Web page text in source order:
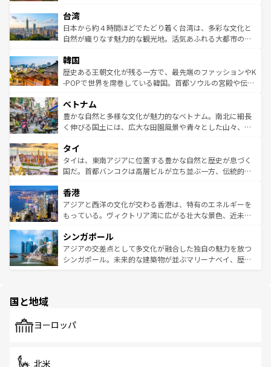
ならではの贅沢な旅のスタイルだ。 なお、新着のアメリカ
情報はコンテンツ一覧を参照してほしい。
れるおもてなしの心で訪れる人々を迎えてくれるハワイの
人々、おいしいローカルフードやハワイアンミュージッ
ク、伝統的なフラダンスなど、すべてがハワイの魅力を彩
ワイを、存分に味わってほしい。 なお、新着のハワイ情報
はコンテンツ一覧を参照してほしい。
リアリーフや大陸中央部にそびえるウルル（エアーズロッ
ク）、タスマニアの美しい原生林やケアンズの熱帯雨林な
ど、見どころがたくさん。また、カフェやワイン、オージ
いる。アクティビティも充実しており、サーフィンやダイ
ビング、ハイキングなど、アウトドア好きにはたまらな
い。オーストラリアの多彩な魅力を存分に味わいつくそ
参照してほしい。
台湾
日本から約４時間ほどでたどり着く台湾は、多彩な文化と
自然が織りなす魅力的な観光地。活気あふれる大都市の台
ン）、静ひつな山岳地帯である台湾東部など、都市の喧騒
と山間の静けさが共存しており、訪れる人に新しい発見と
驚きをもたらしてくれる。また、奥深い台湾の食文化も魅
容にもいいと評判のスイーツなど、バラエティ豊かな料理
が味わえる。 なお、新着の台湾情報は コンテンツ一覧を参
照してほしい。
韓国
歴史ある王朝文化が残る一方で、最先端のファッションやK
-POPで世界を席巻している韓国。首都ソウルの宮殿や伝統
き、地方に足を延ばせば四季折々の自然美を楽しむことが
できる。そして、キムチや焼肉、絶品のストリートフード
まで、さまざまな韓国料理が待っている。夜には、韓国な
リティに包まれながら、韓国の多彩な魅力を心ゆくまで味
わってみてほしい。 なお、新着の韓国情報はコンテンツ一
覧を参照してほしい。
ベトナム
豊かな自然と多様な文化が魅力的なベトナム。南北に細長
く伸びる国土には、広大な田園風景や青々とした山々、世
急速な発展と共に伝統が息づく。ハノイの古い町並みやホ
ーチミン市のフランス統治時代の建物も、独特の雰囲気を
醸し出している。また、バラエティの豊かさとおいしさで
とつ。フォーやバインミー、ベトナムコーヒーなどは、ぜ
ひ現地で味わいたい。どの地域を訪れてもあたたかい人々
が旅行者を迎えてくれるので、きっと忘れられない旅にな
参照してほしい。
タイ
タイは、東南アジアに位置する豊かな自然と歴史が息づく
国だ。首都バンコクは高層ビルが立ち並ぶ一方、伝統的な
の活気が交差している。北部ではチェンマイなどの山岳地
帯で自然と触れ合い、南部ではプーケットやクラビの美し
いビーチでリゾート気分を楽しむことができる。タイ料理
激する。気候は一年中温暖で、どの季節にも異なる楽しみ
が待っている。親しみやすいタイの人々、仏教を中心とし
た文化、そして多様な観光資源が、訪れる旅人を魅了し続
香港
アジアと西洋の文化が交わる香港は、特有のエネルギーを
もっている。ヴィクトリア湾に広がる壮大な景色、近未来
み、どこを訪れても感動するはず。観光スポットが密集し
ており、効率よく見どころを回れるのも魅力。息をのむよ
うな絶景から文化的な体験まで、香港を存分に楽しみ尽く
シンガポール
アジアの交差点として多文化が融合した独自の魅力を放つ
シンガポール。未来的な建築物が並ぶマリーナベイ、歴史
で、ホーカーズは地元の風情を楽しめる外せないスポット
国と地域
ヨーロッパ
北米